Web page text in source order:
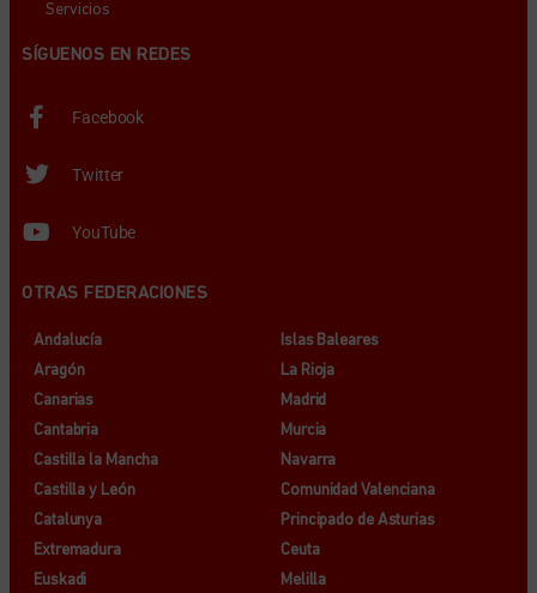
Servicios
SÍGUENOS EN REDES
Facebook
Twitter
YouTube
OTRAS FEDERACIONES
Andalucía
Aragón
Canarias
Cantabria
Castilla la Mancha
Castilla y León
Catalunya
Extremadura
Euskadi
Islas Baleares
La Rioja
Madrid
Murcia
Navarra
Comunidad Valenciana
Principado de Asturias
Ceuta
Melilla